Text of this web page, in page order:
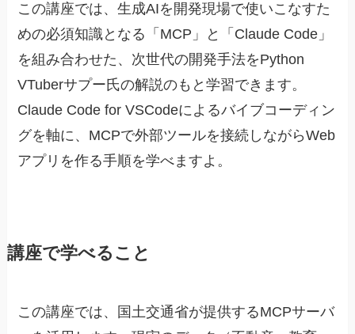
この講座では、生成AIを開発現場で使いこなすた
めの必須知識となる「MCP」と「Claude Code」
を組み合わせた、次世代の開発手法をPython
VTuberサプー氏の解説のもと学習できます。
Claude Code for VSCodeによるバイブコーディン
グを軸に、MCPで外部ツールを接続しながらWeb
アプリを作る手順を学べますよ。
講座で学べること
この講座では、国土交通省が提供するMCPサーバ